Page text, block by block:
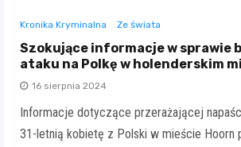
Kronika Kryminalna Ze świata
Szokujące informacje w sprawie
ataku na Polkę w holenderskim
16 sierpnia 2024
Informacje dotyczące przerażającej
31-letnią kobietę z Polski w mieście Hoorn